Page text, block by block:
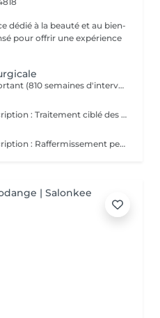
dédié à la beauté et au bien-
pour offrir une expérience
1 séance, 2 si relâchement important (810 semaines d'intervalle) Description : Rétraction cutanée par micro-points plasma. Effet lifting sans chirurgie pour excès cutané léger à modéré. Stimule collagène et contraction immédiate. Contre-indications : Grossesse / allaitement Diabète non contrôlé Pacemaker Tendance chéloïde Isotrétinoïne récente Infection oculaire Phototype élevé à risque PIH Avant : Pas de soleil 3 semaines Pas de peeling / laser 3 semaines Pas d'injection récente Sans maquillage Après : dème 25 jours Croûtes 510 jours SPF 50 pendant 30 jours Pas de maquillage 7 jours Pas de sport intense 5 jours
Nombre de séances : 1 à 2 Description : Traitement ciblé des rides verticales. Améliore texture et fermeté. Ne remplace pas filler. Contre-indications : Herpès actif Peau foncée à risque PIH Grossesse / allaitement Diabète non contrôlé Pacemaker Tendance chéloïde Isotrétinoïne récente Infection oculaire active Phototype élevé à risque PIH Avant : Antiviral si herpès fréquent Pas d'acide 2 semaines Pas de soleil 3 semaines Pas de peeling / laser récent Pas d'injection récente Arriver sans maquillage Après : Rougeur 35 jours Croûtes fines SPF obligatoire dème 25 jours Croûtes 510 jours SPF 50 pendant 30 jours Pas de maquillage 7 jours Pas de sport intense 57 jours
Nombre de séances : 1 à 2 Description : Raffermissement peau relâchée légère à modérée. Non adapté si excès graisseux important. Après : Croûtes visibles 7-10 jours. Protection solaire stricte. Contre-indications Grossesse / allaitement Diabète non contrôlé Pacemaker Tendance chéloïde Isotrétinoïne récente Infection oculaire active Phototype élevé à risque PIH Avant Pas de soleil 3 semaines Pas de peeling / laser récent Pas d'injection récente Arriver sans maquillage Après dème 25 jours Croûtes 510 jours SPF 50 pendant 30 jours Pas de maquillage 7 jours Pas de sport intense 57 jours